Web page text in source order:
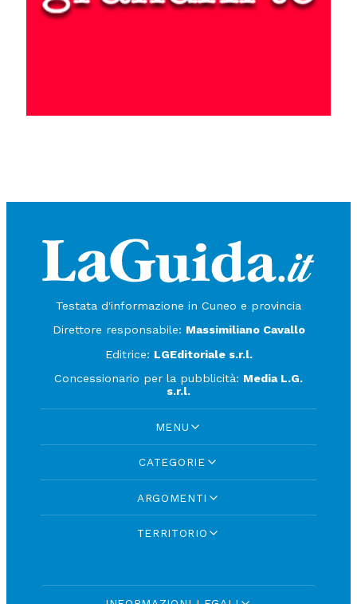
Testata d'informazione in Cuneo e provincia
Direttore responsabile: Massimiliano Cavallo
Editrice: LGEditoriale s.r.l.
Concessionario per la pubblicità: Media L.G.
s.r.l.
MENU
CATEGORIE
ARGOMENTI
TERRITORIO